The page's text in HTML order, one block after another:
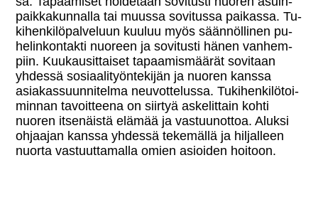
paik­ka­kun­nal­la tai muussa sovitussa paikassa. Tu­
ki­hen­ki­lö­pal­ve­luun kuuluu myös sään­nöl­li­nen pu­
he­lin­kon­tak­ti nuoreen ja sovitusti hänen van­hem­
piin. Kuu­kausit­tai­set ta­paa­mis­mää­rät sovitaan
yhdessä so­si­aa­li­työn­te­ki­jän ja nuoren kanssa
asia­kas­suun­ni­tel­ma neu­vot­te­lus­sa. Tu­ki­hen­ki­lö­toi­
min­nan ta­voit­tee­na on siirtyä as­ke­lit­tain kohti
nuoren it­se­näis­tä elämää ja vas­tuun­ot­toa. Aluksi
ohjaajan kanssa yhdessä tekemällä ja hil­jal­leen
nuorta vas­tuut­ta­mal­la omien asioiden hoitoon.